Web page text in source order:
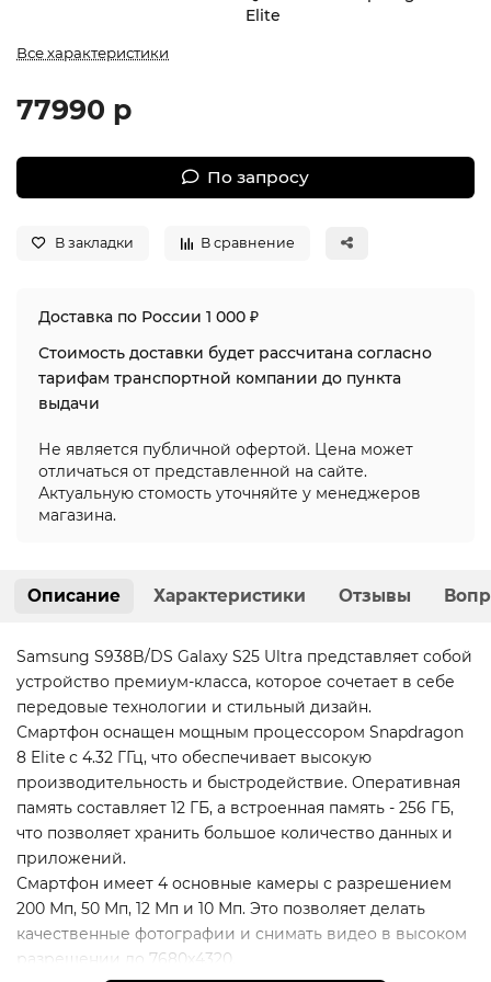
Elite
Все характеристики
77990 р
По запросу
В закладки В сравнение
Доставка по России 1 000 ₽
Стоимость доставки будет рассчитана согласно
тарифам транспортной компании до пункта
выдачи
Не является публичной офертой. Цена может
отличаться от представленной на сайте.
Актуальную стомость уточняйте у менеджеров
магазина.
Описание Характеристики Отзывы
Samsung S938B/DS Galaxy S25 Ultra представляет собой
устройство премиум-класса, которое сочетает в себе
передовые технологии и стильный дизайн.
Смартфон оснащен мощным процессором Snapdragon
8 Elite с 4.32 ГГц, что обеспечивает высокую
производительность и быстродействие. Оперативная
память составляет 12 ГБ, а встроенная память - 256 ГБ,
что позволяет хранить большое количество данных и
приложений.
Смартфон имеет 4 основные камеры с разрешением
200 Мп, 50 Мп, 12 Мп и 10 Мп. Это позволяет делать
качественные фотографии и снимать видео в высоком
разрешении до 7680x4320.